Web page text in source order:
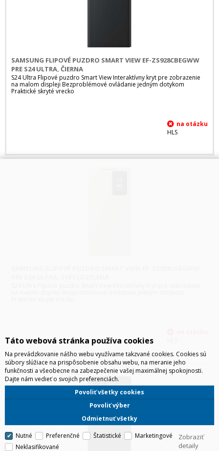
SAMSUNG FLIPOVÉ PUZDRO SMART VIEW EF-ZS928CBEGWW
PRE S24 ULTRA, ČIERNA
S24 Ultra Flipové puzdro Smart View Interaktívny kryt pre zobrazenie
na malom displeji Bezproblémové ovládanie jedným dotykom
Praktické skryté vrecko
HLS
Táto webová stránka používa cookies
Na prevádzkovanie nášho webu využívame takzvané cookies. Cookies sú
súbory slúžiace na prispôsobenie obsahu webu, na meranie jeho
funkčnosti a všeobecne na zabezpečenie vašej maximálnej spokojnosti.
Dajte nám vedieť o svojich preferenciách.
Odmietnuť všetky
Povoliť výber
Povoliť všetky cookies
Nutné Preferenčné Štatistické
Marketingové
Neklasifikované
Zobraziť
detaily